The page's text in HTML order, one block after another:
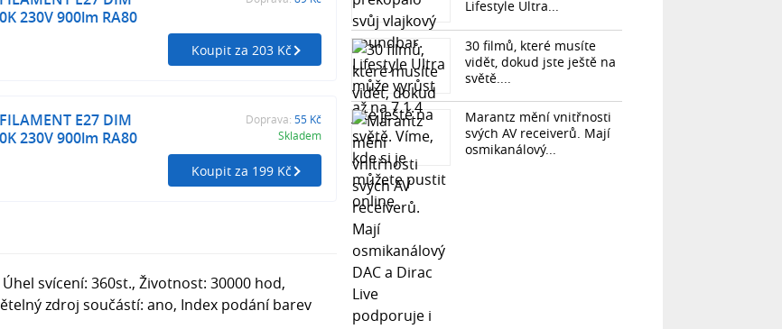
230V 900lm RA80
Koupit za 203 Kč
E27 DIM
230V 900lm RA80
Doprava: 55 Kč
Skladem
Koupit za 199 Kč
svícení: 360st., Životnost: 30000 hod,
zdroj součástí: ano, Index podání barev
Lifestyle Ultra...
30 filmů, které musíte
vidět, dokud jste ještě na
světě....
Marantz mění vnitřnosti
svých AV receiverů. Mají
osmikanálový...